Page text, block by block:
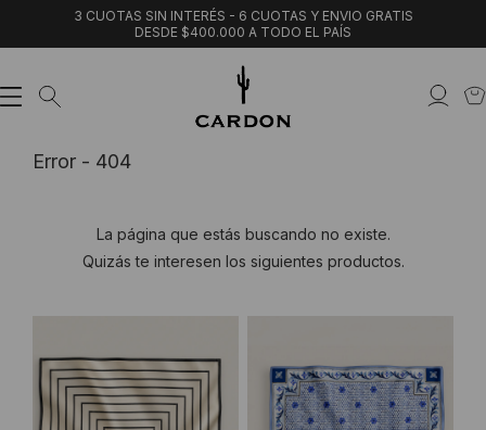
3 CUOTAS SIN INTERÉS - 6 CUOTAS Y ENVIO GRATIS
DESDE $400.000 A TODO EL PAÍS
Error - 404
La página que estás buscando no existe.
Quizás te interesen los siguientes productos.